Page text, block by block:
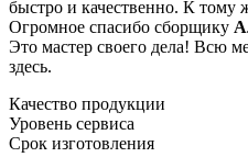
быстро и качественно. К тому
Огромное спасибо сборщику
Это мастер своего дела! Всю
здесь.
Качество продукции
Уровень сервиса
Срок изготовления